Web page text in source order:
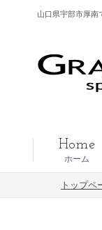
山口県宇部市厚南
ホーム
Home
トップペ